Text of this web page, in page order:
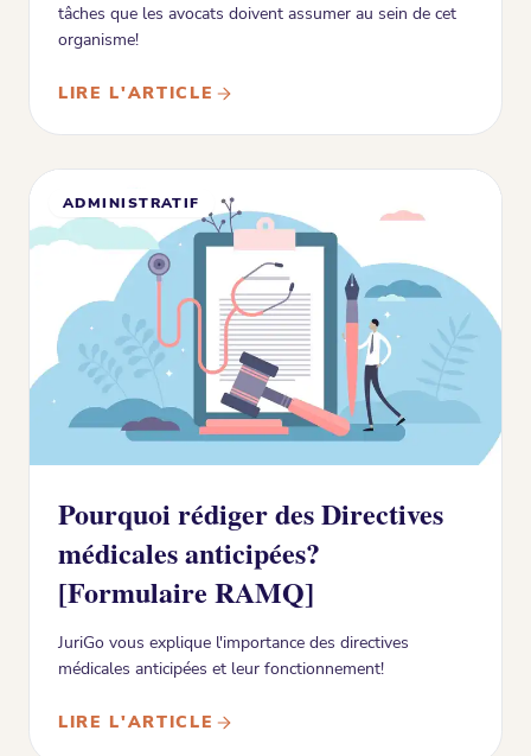
tâches que les avocats doivent assumer au sein de cet
organisme!
LIRE L'ARTICLE
ADMINISTRATIF
Pourquoi rédiger des Directives
médicales anticipées?
[Formulaire RAMQ]
JuriGo vous explique l'importance des directives
médicales anticipées et leur fonctionnement!
LIRE L'ARTICLE